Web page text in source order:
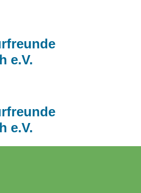
e.V.
e.V.